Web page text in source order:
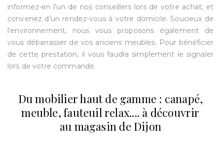
informez-en l’un de nos conseillers lors de votre achat, et
convenez d’un rendez-vous à votre domicile. Soucieux de
l'environnement, nous vous proposons également de
vous débarrasser de vos anciens meubles. Pour bénéficier
de cette prestation, il vous faudra simplement le signaler
lors de votre commande.
Du mobilier haut de gamme : canapé,
meuble, fauteuil relax.... à découvrir
au magasin de Dijon